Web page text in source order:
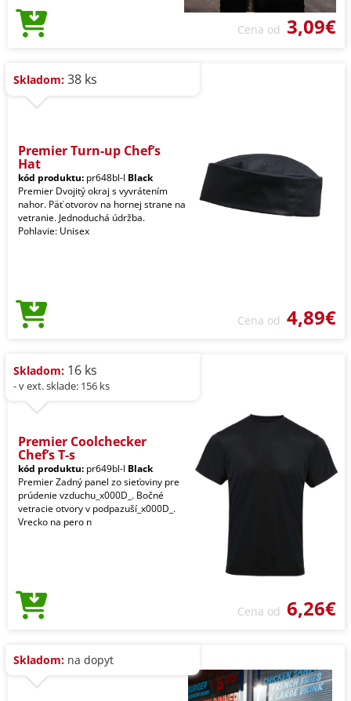
Cena od 3,09€
Skladom: 38 ks
Premier Turn-up Chef’s
Hat
kód produktu: pr648bl-l Black
Premier Dvojitý okraj s vyvrátením
nahor. Päť otvorov na hornej strane na
vetranie. Jednoduchá údržba.
Pohlavie: Unisex
Cena od 4,89€
Skladom: 16 ks
- v ext. sklade: 156 ks
Premier Coolchecker
Chef’s T-s
kód produktu: pr649bl-l Black
Premier Zadný panel zo sieťoviny pre
prúdenie vzduchu_x000D_. Bočné
vetracie otvory v podpazuší_x000D_.
Vrecko na pero n
Cena od 6,26€
Skladom: na dopyt